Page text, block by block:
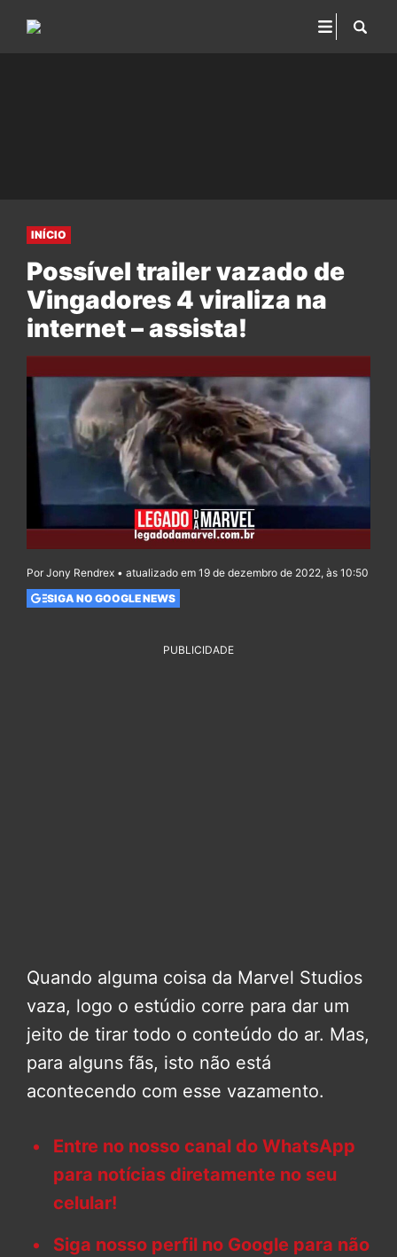
INÍCIO
Possível trailer vazado de
Vingadores 4 viraliza na
internet – assista!
Por Jony Rendrex • atualizado em 19 de dezembro de 2022, às 10:50
SIGA NO GOOGLE NEWS
PUBLICIDADE
Quando alguma coisa da Marvel Studios
vaza, logo o estúdio corre para dar um
jeito de tirar todo o conteúdo do ar. Mas,
para alguns fãs, isto não está
acontecendo com esse vazamento.
Entre no nosso canal do WhatsApp
para notícias diretamente no seu
celular!
Siga nosso perfil no Google para não